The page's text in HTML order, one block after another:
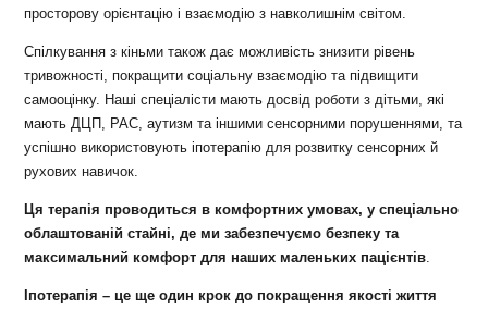
просторову орієнтацію і взаємодію з навколишнім світом.
Спілкування з кіньми також дає можливість знизити рівень
тривожності, покращити соціальну взаємодію та підвищити
самооцінку. Наші спеціалісти мають досвід роботи з дітьми, які
мають ДЦП, РАС, аутизм та іншими сенсорними порушеннями, та
успішно використовують іпотерапію для розвитку сенсорних й
рухових навичок.
Ця терапія проводиться в комфортних умовах, у спеціально
облаштованій стайні, де ми забезпечуємо безпеку та
максимальний комфорт для наших маленьких пацієнтів.
Іпотерапія – це ще один крок до покращення якості життя